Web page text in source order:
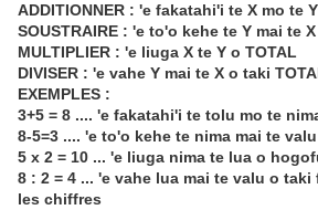
ADDITIONNER : 'e fakatahi'i te X mo te
SOUSTRAIRE : 'e to'o kehe te Y mai te
MULTIPLIER : 'e liuga X te Y o TOTAL
DIVISER : 'e vahe Y mai te X o taki
EXEMPLES :
3+5 = 8 .... 'e fakatahi'i te tolu mo te
8-5=3 .... 'e to'o kehe te nima mai te
5 x 2 = 10 ... 'e liuga nima te lua o
8 : 2 = 4 ... 'e vahe lua mai te valu o taki
les chiffres